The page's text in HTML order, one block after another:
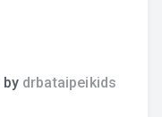
by drbataipeikids